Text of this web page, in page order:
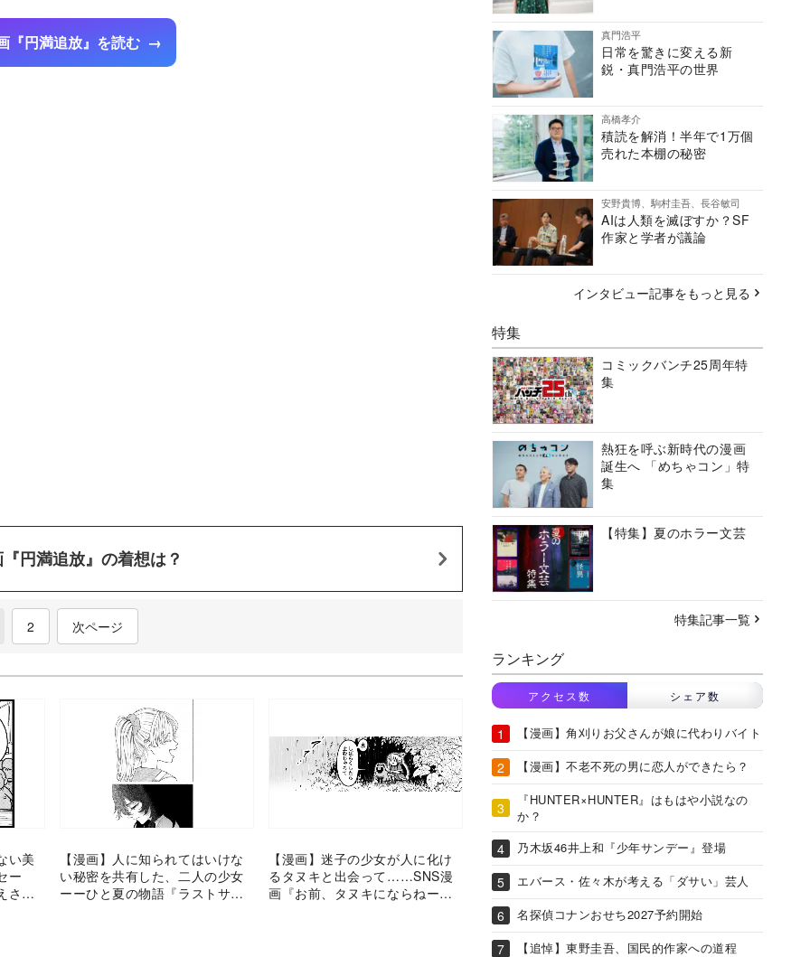
『円満追放』を読む
円満追放』の着想は？
2 次ページ
い美
ー
させ
【漫画】人に知られてはいけな
い秘密を共有した、二人の少女
ーーひと夏の物語『ラストサマ
【漫画】迷子の少女が人に化け
るタヌキと出会って……SNS漫
画『お前、タヌキにならねー
真門浩平
日常を驚きに変える新
鋭・真門浩平の世界
高橋孝介
積読を解消！半年で1万個
売れた本棚の秘密
安野貴博、駒村圭吾、長谷敏司
AIは人類を滅ぼすか？SF
作家と学者が議論
インタビュー記事をもっと見る
特集
コミックバンチ25周年特
集
熱狂を呼ぶ新時代の漫画
誕生へ 「めちゃコン」特
集
【特集】夏のホラー文芸
特集記事一覧
ランキング
アクセス数 シェア数
【漫画】角刈りお父さんが娘に代わりバイト
【漫画】不老不死の男に恋人ができたら？
『HUNTER×HUNTER』はもはや小説なの
か？
乃木坂46井上和『少年サンデー』登場
エバース・佐々木が考える「ダサい」芸人
名探偵コナンおせち2027予約開始
【追悼】東野圭吾、国民的作家への道程